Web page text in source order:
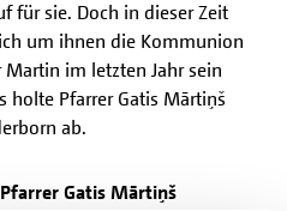
für sie. Doch in dieser Zeit
um ihnen die Kommunion
im letzten Jahr sein
holte Pfarrer Gatis Mārtiņš
ab.
Gatis Mārtiņš